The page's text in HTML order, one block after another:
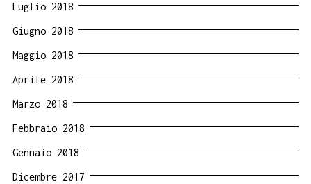
Luglio 2018
Giugno 2018
Maggio 2018
Aprile 2018
Marzo 2018
Febbraio 2018
Gennaio 2018
Dicembre 2017